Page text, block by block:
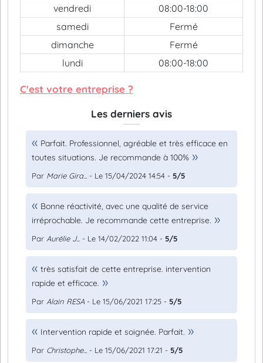
vendredi
08:00-18:00
samedi
Fermé
dimanche
Fermé
lundi
08:00-18:00
C'est votre entreprise ?
Les derniers avis
Parfait. Professionnel, agréable et très efficace en
toutes situations. Je recommande à 100%
Par Marie Gira... - Le 15/04/2024 14:54 - 5/5
Bonne réactivité, avec une qualité de service
irréprochable. Je recommande cette entreprise.
Par Aurélie J... - Le 14/02/2022 11:04 - 5/5
très satisfait de cette entreprise. intervention
rapide et efficace.
Par Alain RESA - Le 15/06/2021 17:25 - 5/5
Intervention rapide et soignée. Parfait.
Par Christophe... - Le 15/06/2021 17:21 - 5/5